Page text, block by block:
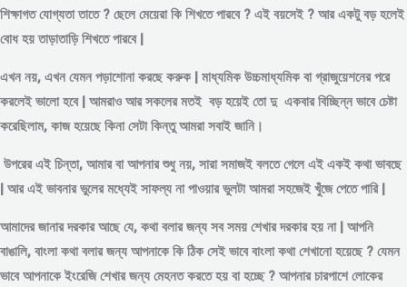
শিক্ষাগত যোগ্যতা তাতে ? ছেলে মেয়েরা কি শিখতে পারবে ? এই বয়সেই ? আর একটু বড় হলেই
বোধ হয় তাড়াতাড়ি শিখতে পারবে |
এখন নয়, এখন যেমন পড়াশোনা করছে করুক | মাধ্যমিক উচ্চমাধ্যমিক বা গ্রাজুয়েশনের পরে
করলেই ভালো হবে | আমরাও আর সকলের মতই বড় হয়েই তো দু একবার বিচ্ছিন্নভাবেচেষ্টা
করেছিলাম, কাজ হয়েছে কিনা সেটা কিন্তু আমরা সবাই জানি।
উপরের এই চিন্তা, আমার বা আপনার শুধু নয়, সারা সমাজই বলতে গেলে এই একই কথা ভাবছে
| আর এই ভাবনার ভুলের মধ্যেই সাফল্য না পাওয়ার ভুলটা আমরা সহজেই খুঁজে পেতে পারি |
আমাদের জানার দরকার আছে যে, কথা বলার জন্য সব সময় শেখার দরকার হয় না | আপনি
বাঙালি, বাংলা কথা বলার জন্য আপনাকে কি ঠিক সেই ভাবে বাংলা কথা শেখানো হয়েছে ? যেমন
ভাবে আপনাকে ইংরেজি শেখার জন্য মেহনত করতে হয় বা হচ্ছে ? আপনার চারপাশে লোকের